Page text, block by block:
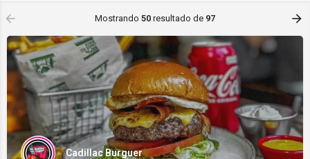
Mostrando 50 resultado de 97
Cadillac Burguer